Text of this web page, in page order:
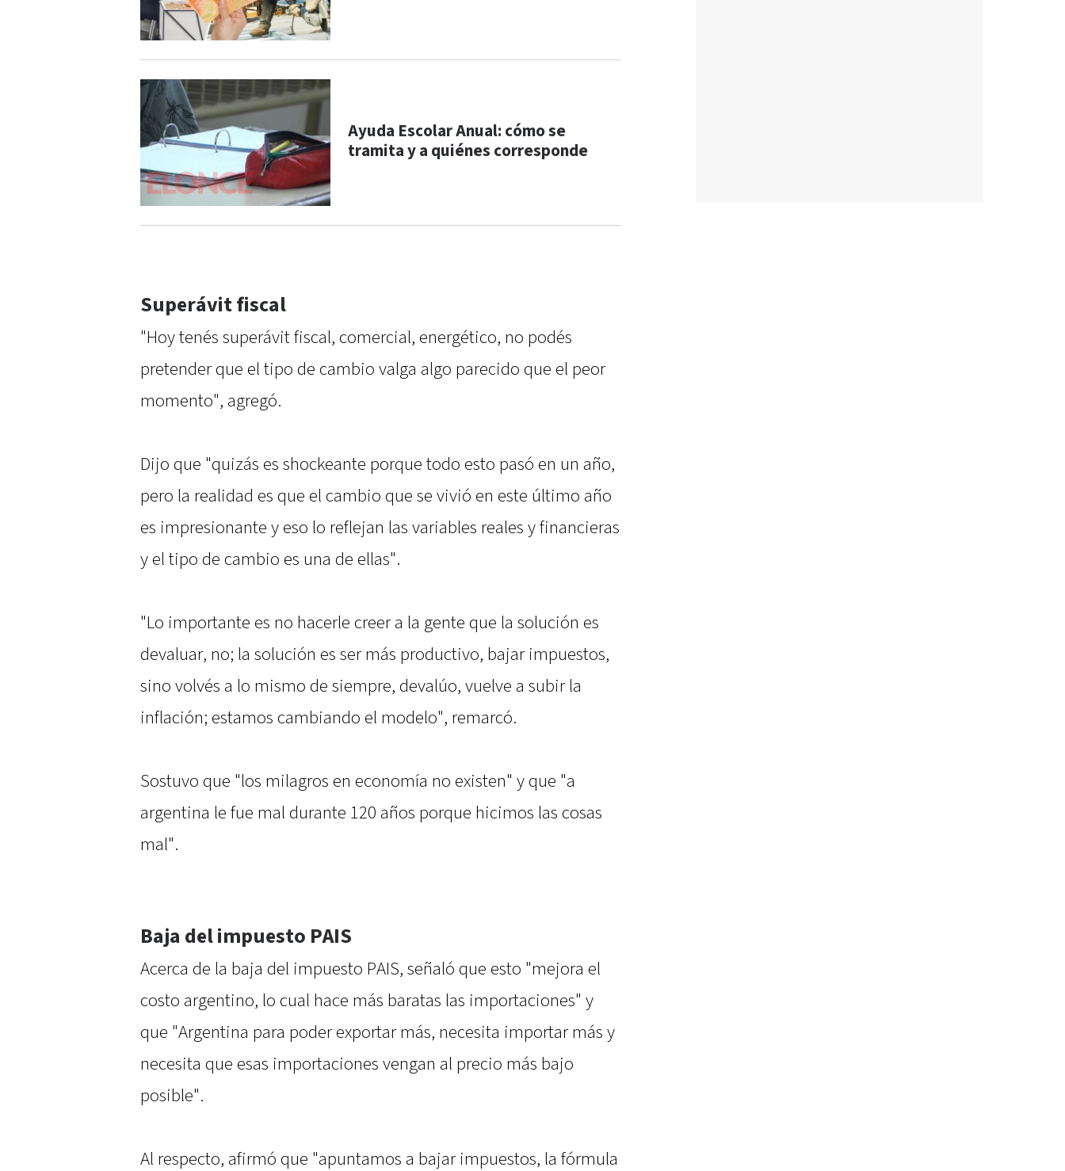
Ayuda Escolar Anual: cómo se
tramita y a quiénes corresponde
Superávit fiscal
"Hoy tenés superávit fiscal, comercial, energético, no podés
pretender que el tipo de cambio valga algo parecido que el peor
momento", agregó.
Dijo que "quizás es shockeante porque todo esto pasó en un año,
pero la realidad es que el cambio que se vivió en este último año
es impresionante y eso lo reflejan las variables reales y financieras
y el tipo de cambio es una de ellas".
"Lo importante es no hacerle creer a la gente que la solución es
devaluar, no; la solución es ser más productivo, bajar impuestos,
sino volvés a lo mismo de siempre, devalúo, vuelve a subir la
inflación; estamos cambiando el modelo", remarcó.
Sostuvo que "los milagros en economía no existen" y que "a
argentina le fue mal durante 120 años porque hicimos las cosas
mal".
Baja del impuesto PAIS
Acerca de la baja del impuesto PAIS, señaló que esto "mejora el
costo argentino, lo cual hace más baratas las importaciones" y
que "Argentina para poder exportar más, necesita importar más y
necesita que esas importaciones vengan al precio más bajo
posible".
Al respecto, afirmó que "apuntamos a bajar impuestos, la fórmula